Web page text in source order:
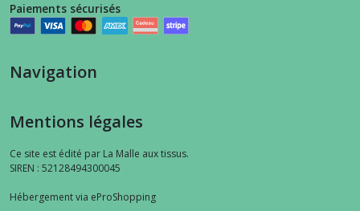
Paiements sécurisés
Navigation
Mentions légales
Ce site est édité par La Malle aux tissus.
SIREN : 52128494300045
Hébergement via eProShopping